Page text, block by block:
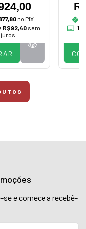
no PIX
R$92,40sem
juros
10
se e comece a recebê-